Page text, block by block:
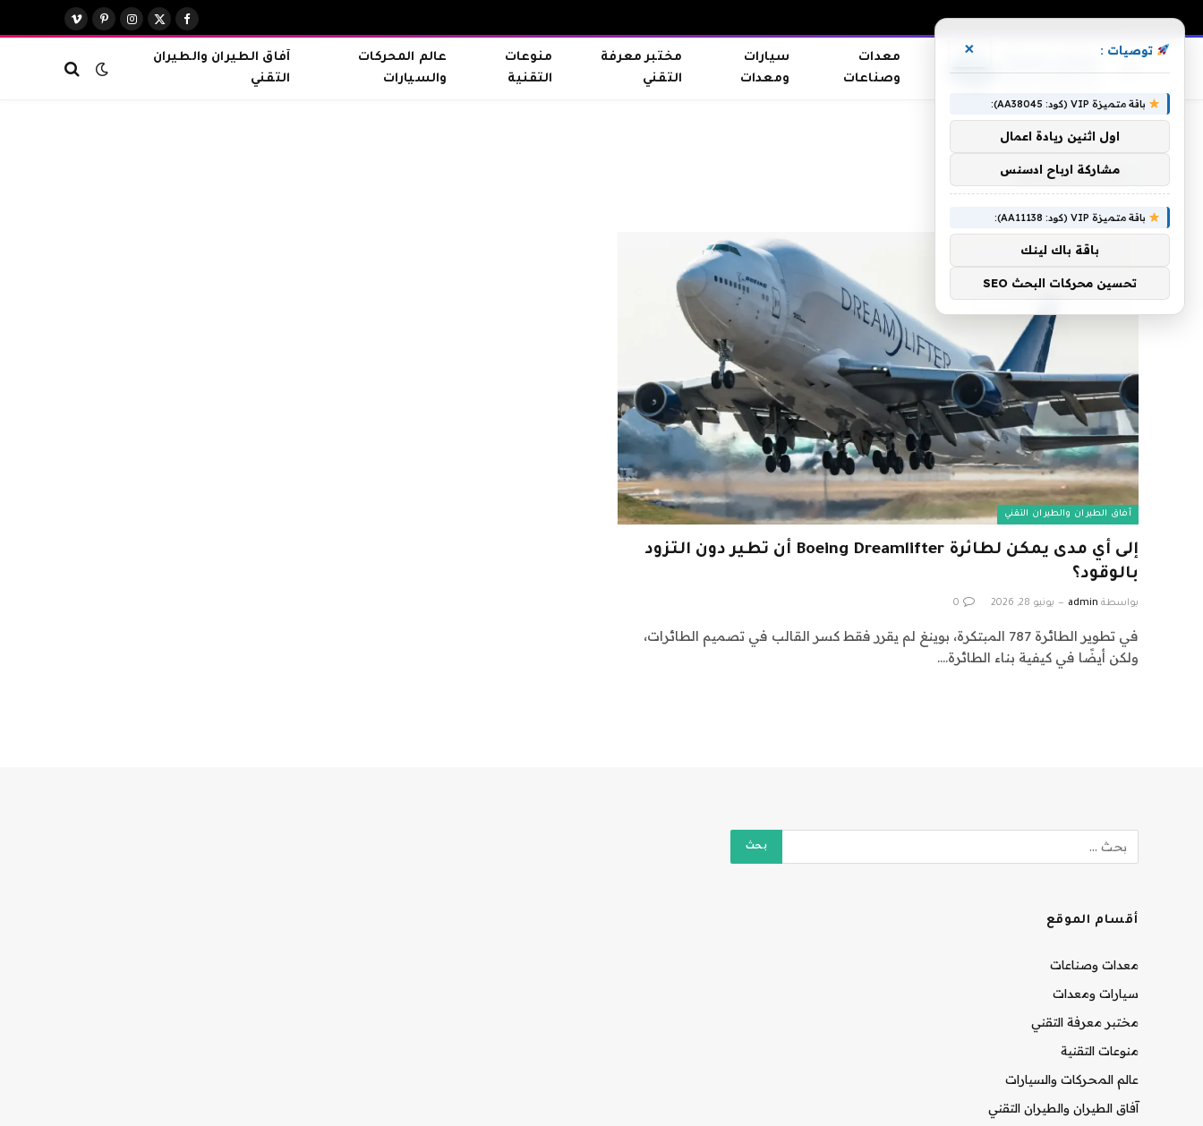
فيسبوك
X
الانستغرامبينتيريست
فيميو
معدات
وصناعات
سيارات
ومعدات
مختبر معرفة
التقني
منوعات
التقنية
عالم المحركات
والسيارات
آفاق الطيران والطيران
التقني
DREAMLIFTER
آفاق الطيران والطيران التقني
إلى أي مدى يمكن لطائرة Boeing Dreamlifter أن تطير دون التزود
بالوقود؟
بواسطة admin يونيو 28, 2026 0
في تطوير الطائرة 787 المبتكرة، بوينغ لم يقرر فقط كسر القالب في تصميم الطائرات،
ولكن أيضًا في كيفية بناء الطائرة.…
أقسام الموقع
معدات وصناعات
سيارات ومعدات
مختبر معرفة التقني
منوعات التقنية
عالم المحركات والسيارات
آفاق الطيران والطيران التقني
توصيات : ×
باقة متميزة VIP (كود: AA38045):
اول اثنين ريادة اعمال
مشاركة ارباح ادسنس
باقة متميزة VIP (كود: AA11138):
باقة باك لينك
تحسين محركات البحث SEO